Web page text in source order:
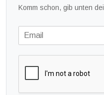
Komm schon, gib unten